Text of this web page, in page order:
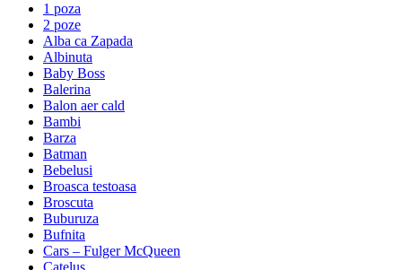
1 poza
2 poze
Alba ca Zapada
Albinuta
Baby Boss
Balerina
Balon aer cald
Bambi
Barza
Batman
Bebelusi
Broasca testoasa
Broscuta
Buburuza
Bufnita
Cars – Fulger McQueen
Catelus